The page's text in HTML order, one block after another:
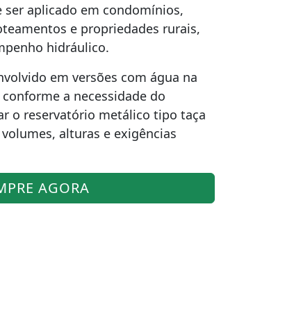
ser aplicado em condomínios,
e propriedades rurais,
hidráulico.
em versões com água na
a necessidade do
o reservatório metálico tipo taça
alturas e exigências
AGORA